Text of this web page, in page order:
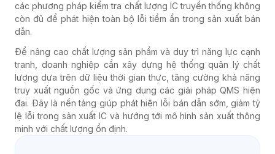
các phương pháp kiểm tra chất lượng IC truyền thống không
còn đủ để phát hiện toàn bộ lỗi tiềm ẩn trong sản xuất bán
dẫn.
Để nâng cao chất lượng sản phẩm và duy trì năng lực cạnh
tranh, doanh nghiệp cần xây dựng hệ thống quản lý chất
lượng dựa trên dữ liệu thời gian thực, tăng cường khả năng
truy xuất nguồn gốc và ứng dụng các giải pháp QMS hiện
đại. Đây là nền tảng giúp phát hiện lỗi bán dẫn sớm, giảm tỷ
lệ lỗi trong sản xuất IC và hướng tới mô hình sản xuất thông
minh với chất lượng ổn định.